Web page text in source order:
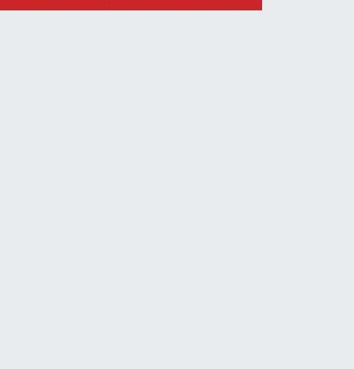
12:44 |Kahramanmaraş'ta Alternatif Rock